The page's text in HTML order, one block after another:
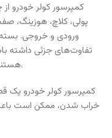
کمپرسور کولر خودرو
پولی، کلاچ، هوزینگ،
ورودی و خروجی.
تفاوت‌های جزئی داشته
هستند و نیازی به استفاده از نیروی موتور ندارند.
کمپرسور کولر خودرو
خراب شدن، ممکن است